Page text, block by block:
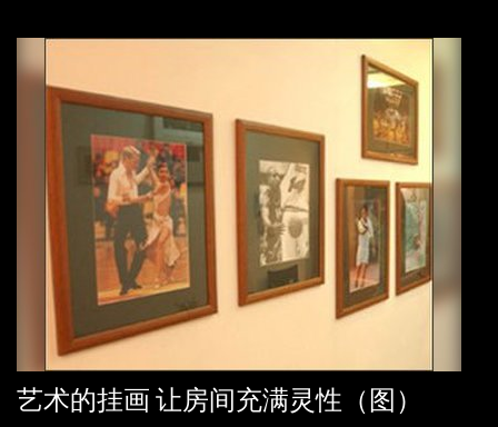
艺术的挂画 让房间充满灵性（图）